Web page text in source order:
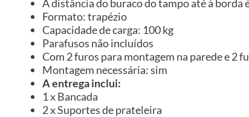
A distância do buraco do tampo até à borda
Formato: trapézio
Capacidade de carga: 100 kg
Parafusos não incluídos
Com 2 furos para montagem na parede e 2
Montagem necessária: sim
A entrega inclui:
1 x Bancada
2 x Suportes de prateleira